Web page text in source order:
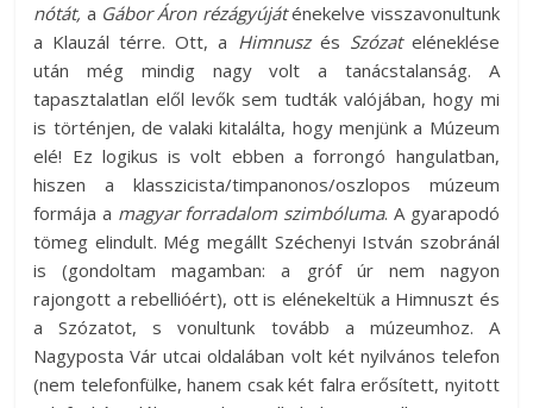
nótát, a Gábor Áron rézágyújáténekelve visszavonultunk
a Klauzál térre. Ott, a Himnuszés Szózat eléneklése
után még mindig nagy volt a tanácstalanság. A
tapasztalatlan elől levők sem tudták valójában, hogy mi
is történjen, de valaki kitalálta, hogy menjünk a Múzeum
elé! Ez logikus is volt ebben a forrongó hangulatban,
hiszen a klasszicista/timpanonos/oszlopos múzeum
formája a magyar forradalom szimbóluma. A gyarapodó
tömeg elindult. Még megállt Széchenyi István szobránál
is (gondoltam magamban: a gróf úr nem nagyon
rajongott a rebellióért), ott is elénekeltük a Himnuszt és
a Szózatot, s vonultunk tovább a múzeumhoz. A
Nagyposta Vár utcai oldalában volt két nyilvános telefon
(nem telefonfülke, hanem csak két falra erősített, nyitott